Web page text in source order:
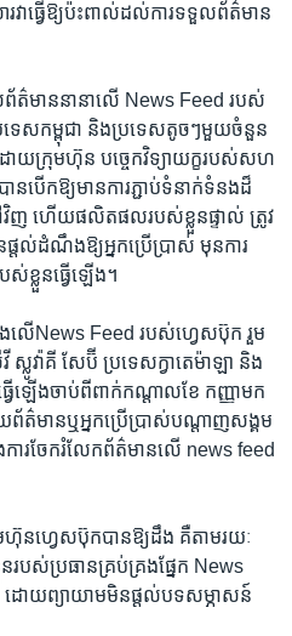
វា​ធ្វើឱ្យ​ប៉ះពាល់​ដល់​ការ​ទទួល​ព័ត៌​មាន​
ព័ត៌មាន​នា​នា​លើ​ ​News Feed​ ​របស់​
ទេស​កម្ពុជា​ ​និង​ប្រទេស​តូចៗ​មួយ​ចំនួន​
ដោយ​ក្រុម​ហ៊ុន​ ​បច្ចេក​វិទ្យា​យក្ខ​របស់​សហ
ន​បើក​ឱ្យ​មាន​ការ​ភ្ជាប់​ទំនាក់​ទំនង​ដ៏​
ញ​ ​ហើយ​ផលិត​ផលរបស់​ខ្លួនផ្ទាល់​ ​ត្រូវ​
ផ្តល់​ដំណឹង​ឱ្យ​អ្នក​ប្រើប្រាស់​ ​មុន​ការ​
ខ្លួន​ធ្វើ​ឡើង។
លើ​News Feed​ ​របស់​ហ្វេសប៊ុក​ ​រួម​
លូវ៉ាគី​ ​សែប៊ី​ ​ប្រទេស​ក្វាតេម៉ាឡា​ ​និង​
វើ​ឡើង​ចាប់ពី​ពាក់​កណ្តាល​ខែ​ ​កញ្ញា​មក​
ព័ត៌មាន​ឬ​អ្នក​ប្រើប្រាស់​បណ្តាញ​សង្គម​
ការ​ចែក​រំលែក​ព័ត៌មាន​លើ​ ​news feed​
ហ្វេសប៊ុក​បាន​ឱ្យ​ដឹង​ ​គឺ​តាម​រយៈ​
របស់​ប្រធាន​គ្រប់​គ្រង​ផ្នែក​ ​News
ោយ​ព្យាយាម​មិន​ផ្តល់​បទ​សម្ភាសន៍​